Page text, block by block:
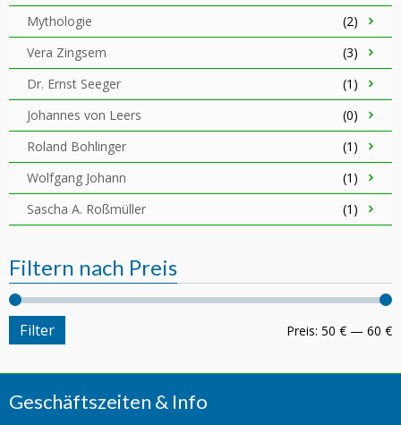
Mythologie
(2)
Vera Zingsem
(3)
Dr. Ernst Seeger
(1)
Johannes von Leers
(0)
Roland Bohlinger
(1)
Wolfgang Johann
(1)
Sascha A. Roßmüller
(1)
Filtern nach Preis
Filter Preis: 50 € — 60 €
Geschäftszeiten & Info